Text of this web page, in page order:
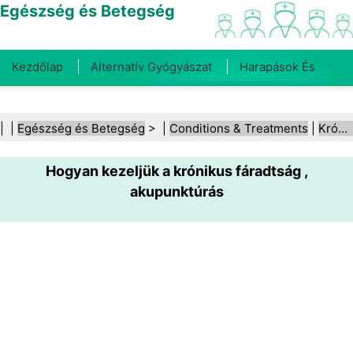
Egészség és Betegség
Kezdőlap Alternatív Gyógyászat Harapások És
Fogegészség Diéta És Táplálkozás Családi
Egészség Egészségügyi Ágazat Mentális Egészség
Egészség és Betegség > | Conditions & Treatments Krónikus fáradtság szindróma
Hogyan kezeljük a krónikus fáradtság ,
akupunktúrás